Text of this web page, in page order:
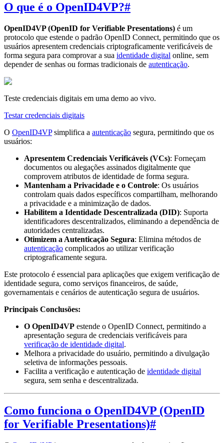
O que é o OpenID4VP?#
OpenID4VP (OpenID for Verifiable Presentations) é um
protocolo que estende o padrão OpenID Connect, permitindo que os
usuários apresentem credenciais criptograficamente verificáveis de
forma segura para comprovar a sua identidade digital online, sem
depender de senhas ou formas tradicionais de autenticação.
Teste credenciais digitais em uma demo ao vivo.
Testar credenciais digitais
O OpenID4VPsimplifica a autenticação segura, permitindo que os
usuários:
Apresentem Credenciais Verificáveis (VCs): Forneçam
documentos ou alegações assinados digitalmente que
comprovem atributos de identidade de forma segura.
Mantenham a Privacidade e o Controle: Os usuários
controlam quais dados específicos compartilham, melhorando
a privacidade e a minimização de dados.
Habilitem a Identidade Descentralizada (DID): Suporta
identificadores descentralizados, eliminando a dependência de
autoridades centralizadas.
Otimizem a Autenticação Segura: Elimina métodos de
autenticação complicados ao utilizar verificação
criptograficamente segura.
Este protocolo é essencial para aplicações que exigem verificação de
identidade segura, como serviços financeiros, de saúde,
governamentais e cenários de autenticação segura de usuários.
Principais Conclusões:
O OpenID4VP estende o OpenID Connect, permitindo a
apresentação segura de credenciais verificáveis para
verificação de identidade digital.
Melhora a privacidade do usuário, permitindo a divulgação
seletiva de informações pessoais.
Facilita a verificação e autenticação de identidade digital
segura, sem senha e descentralizada.
Como funciona o OpenID4VP (OpenID
for Verifiable Presentations)#